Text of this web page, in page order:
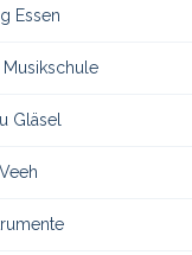
Essen
Gläsel